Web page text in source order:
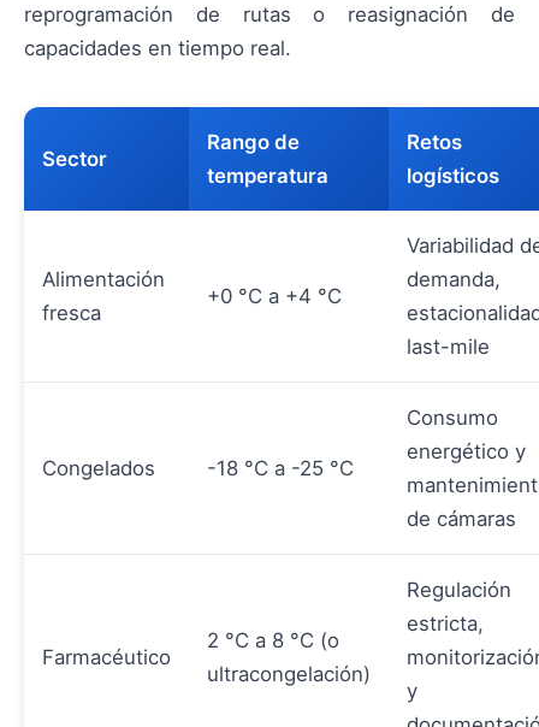
reprogramación de rutas o reasignación de
capacidades en tiempo real.
Sector
Rango de
temperatura
Retos
logísticos
Alimentación
fresca
+0 °C a +4 °C
Variabilidad
demanda,
last-mile
Congelados -18 °C a -25 °C
Consumo
energético y
de cámaras
Farmacéutico
2 °C a 8 °C (o
ultracongelación)
Regulación
estricta,
y